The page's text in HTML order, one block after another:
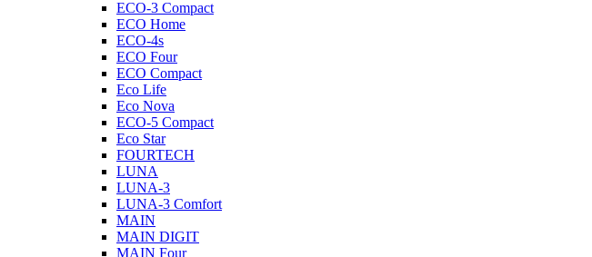
ECO-3 Compact
ECO Home
ECO-4s
ECO Four
ECO Compact
Eco Life
Eco Nova
ECO-5 Compact
Eco Star
FOURTECH
LUNA
LUNA-3
LUNA-3 Comfort
MAIN
MAIN DIGIT
MAIN Four